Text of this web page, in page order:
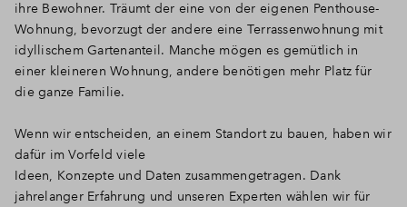
ihre Bewohner. Träumt der eine von der eigenen Penthouse-
Wohnung, bevorzugt der andere eine Terrassenwohnung mit
idyllischem Gartenanteil. Manche mögen es gemütlich in
einer kleineren Wohnung, andere benötigen mehr Platz für
die ganze Familie.
Wenn wir entscheiden, an einem Standort zu bauen, haben wir
dafür im Vorfeld viele
Ideen, Konzepte und Daten zusammengetragen. Dank
jahrelanger Erfahrung und unseren Experten wählen wir für